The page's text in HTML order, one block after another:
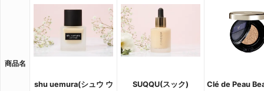
商品名
shu uemura(シュウ ウ
SUQQU(スック)
Clé de Peau